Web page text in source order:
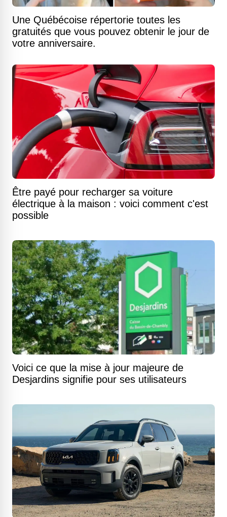
Une Québécoise répertorie toutes les
gratuités que vous pouvez obtenir le jour de
votre anniversaire.
Être payé pour recharger sa voiture
électrique à la maison : voici comment c'est
possible
Voici ce que la mise à jour majeure de
Desjardins signifie pour ses utilisateurs